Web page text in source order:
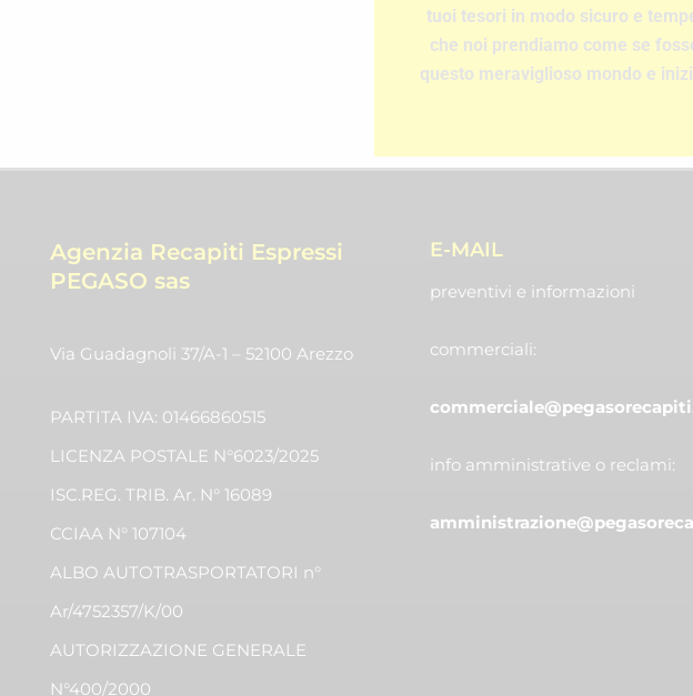
tuoi tesori in modo sicuro e
che noi prendiamo come se
questo meraviglioso mondo e
Agenzia Recapiti Espressi
PEGASO sas
Via Guadagnoli 37/A-1 – 52100 Arezzo
PARTITA IVA: 01466860515
LICENZA POSTALE N°6023/2025
ISC.REG. TRIB. Ar. N° 16089
CCIAA N° 107104
ALBO AUTOTRASPORTATORI n°
Ar/4752357/K/00
AUTORIZZAZIONE GENERALE
N°400/2000
E-MAIL
preventivi e informazioni
commerciali:
info amministrative o reclami: